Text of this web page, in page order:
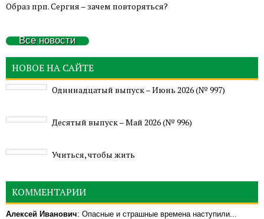
Образ прп. Сергия – зачем повторяться?
Все новости
НОВОЕ НА САЙТЕ
Одиннадцатый выпуск – Июнь 2026 (№ 997)
Деcятый выпуск – Май 2026 (№ 996)
Учиться, чтобы жить
КОММЕНТАРИИ
Алексей Иванович: Опасные и страшные времена наступили...